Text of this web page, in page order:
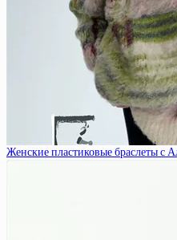
Женские пластиковые браслеты с